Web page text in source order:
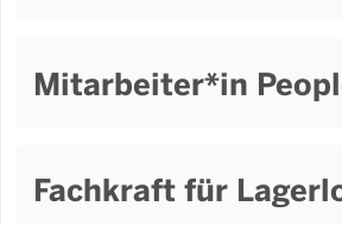
Mitarbeiter*in
Fachkraft für